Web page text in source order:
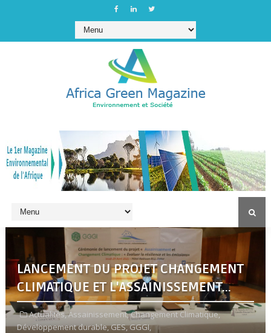
LANCEMENT DU PROJET CHANGEMENT
CLIMATIQUE ET L'ASSAINISSEMENT...
Actualités,Assainissement,Changement Climatique,
Développement durable,GES,GGGI,